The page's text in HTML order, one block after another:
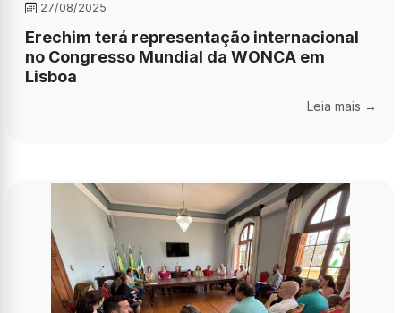
27/08/2025
Erechim terá representação internacional
no Congresso Mundial da WONCA em
Lisboa
Leia mais →